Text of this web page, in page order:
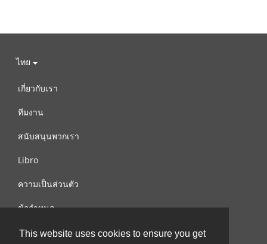
This website uses cookies to ensure you get
ไทย
เกี่ยวกับเรา
ทีมงาน
สนับสนุนพวกเรา
Libro
ความเป็นส่วนตัว
ข้อกำหนด
ติดต่อเรา